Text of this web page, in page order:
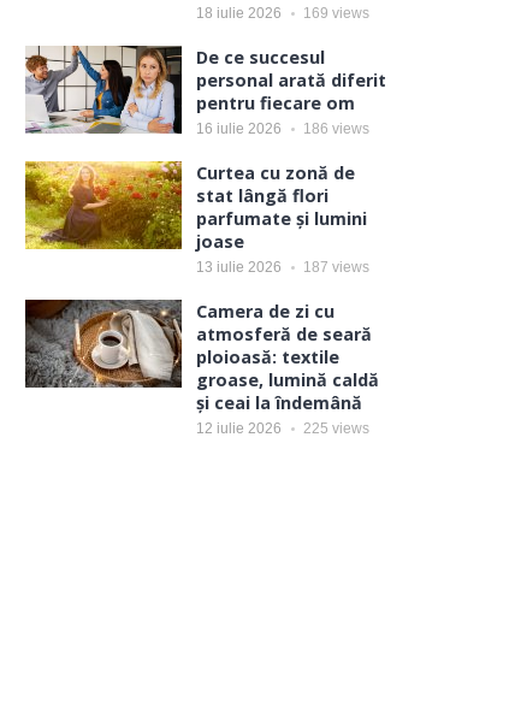
18 iulie 2026 169 views
De ce succesul
personal arată diferit
pentru fiecare om
16 iulie 2026 186 views
Curtea cu zonă de
stat lângă flori
parfumate și lumini
joase
13 iulie 2026 187 views
Camera de zi cu
atmosferă de seară
ploioasă: textile
groase, lumină caldă
și ceai la îndemână
12 iulie 2026 225 views